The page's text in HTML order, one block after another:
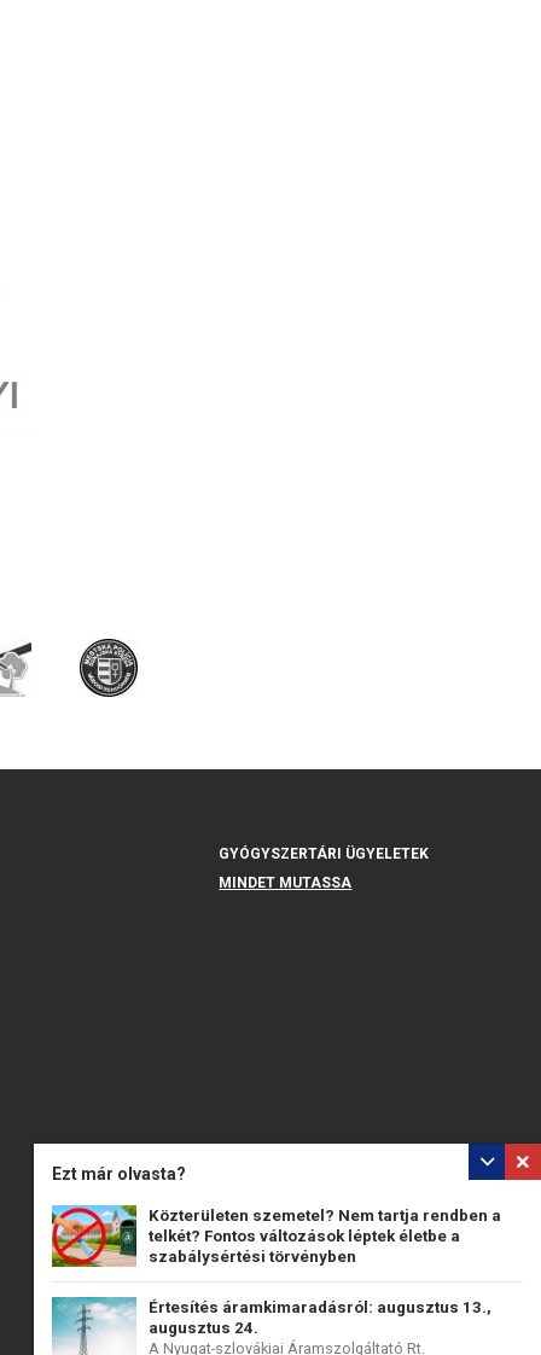
Ezt már olvasta?
Közterületen szemetel? Nem tartja rendben a
telkét? Fontos változások léptek életbe a
szabálysértési törvényben
2026. július 15-én országosan hatályba lépett a...
Értesítés áramkimaradásról: augusztus 13.,
augusztus 24.
A Nyugat-szlovákiai Áramszolgáltató Rt.
GYÓGYSZERTÁRI ÜGYELETEK
MINDET MUTASSA